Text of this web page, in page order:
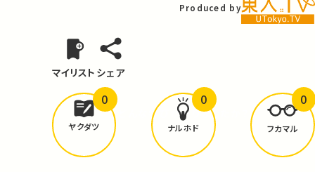
Produced by
マイリスト シェア
どんな学びがありましたか？
ヤクダツ
0
ナルホド
0
フカマル
0